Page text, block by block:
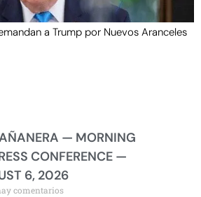
a Trump por Nuevos Aranceles
— MORNING
CONFERENCE —
6, 2026
comentarios